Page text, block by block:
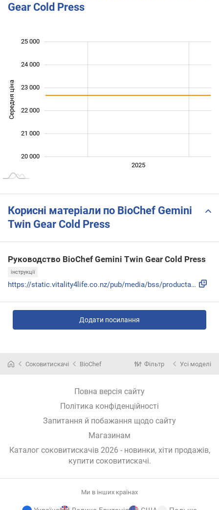
Gear Cold Press
Середня ціна
20 000
21 000
22 000
23 000
24 000
25 000
2025
Корисні матеріали по BioChef Gemini
Twin Gear Cold Press
Руководство BioChef Gemini Twin Gear Cold Press
інструкції
https://static.vitality4life.co.nz/pub/media/bss/productatt...
Додати посилання
Соковитискачі BioChef Фільтр Усі моделі
Повна версія сайту
Політика конфіденційності
Запитання й побажання щодо сайту
Магазинам
Каталог соковитискачів 2026 - новинки, хіти продажів,
купити соковитискачі.
Ми в інших країнах